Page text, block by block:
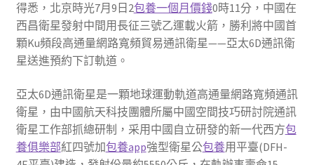
得悉，北京時光7月9日2包養一個月價錢0時11分，中國在
西昌衛星發射中間用長征三號乙運載火箭，勝利將中國首
顆Ku頻段高通量網路寬頻貿易通訊衛星——亞太6D通訊衛
星送進預約下訂軌道。
亞太6D通訊衛星是一顆地球運動軌道高通量網路寬頻通訊
衛星，由中國航天科技團體所屬中國空間技巧研討院通訊
衛星工作部抓總研制，采用中國自立研發的新一代西方包
養俱樂部紅四號加包養app強型衛星公包養用平臺(DFH-